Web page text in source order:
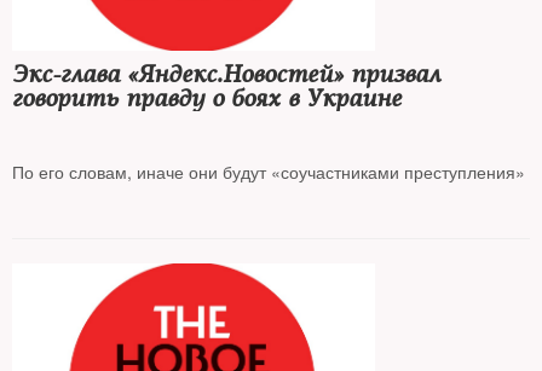
Экс-глава «Яндекс.Новостей» призвал
говорить правду о боях в Украине
По его словам, иначе они будут «соучастниками преступления»